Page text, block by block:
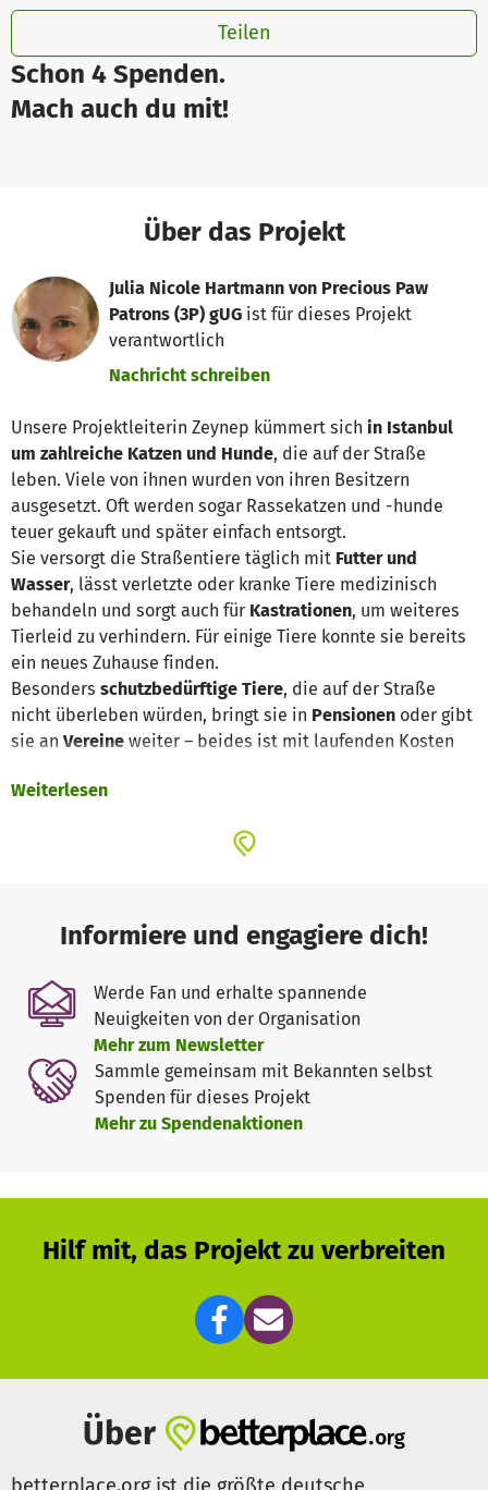
Schon 4 Spenden.
Mach auch du mit!
Teilen
Über das Projekt
Julia Nicole Hartmann von Precious Paw
Patrons (3P) gUG ist für dieses Projekt
verantwortlich
Nachricht schreiben
Unsere Projektleiterin Zeynep kümmert sich in Istanbul
um zahlreiche Katzen und Hunde, die auf der Straße
leben. Viele von ihnen wurden von ihren Besitzern
ausgesetzt. Oft werden sogar Rassekatzen und -hunde
teuer gekauft und später einfach entsorgt.
Sie versorgt die Straßentiere täglich mit Futter und
Wasser, lässt verletzte oder kranke Tiere medizinisch
behandeln und sorgt auch für Kastrationen, um weiteres
Tierleid zu verhindern. Für einige Tiere konnte sie bereits
ein neues Zuhause finden.
Besonders schutzbedürftige Tiere, die auf der Straße
nicht überleben würden, bringt sie in Pensionen oder gibt
sie an Vereine weiter – beides ist mit laufenden Kosten
städtischen Tierheimen auf, denn dort haben die meisten
werden systematisch getötet.
ihre eigenen Tiere zuhause trägt sie weiterhin selbst –
unsere Hilfe soll ausschließlich den Tieren auf der Straße
zugutekommen.
Mit ihrem Projekt setzt sich unsere Projektleiterin Tag für
Tag unermüdlich für diese Tiere ein – mit großem
persönlichem Einsatz. Wir möchten ihr helfen,
Unterstützung für Ihre Arbeit zu finden.
Projektseite
Weiterlesen
Informiere und engagiere dich!
Werde Fan und erhalte spannende
Neuigkeiten von der Organisation
Mehr zum Newsletter
Sammle gemeinsam mit Bekannten selbst
Spenden für dieses Projekt
Mehr zu Spendenaktionen
Hilf mit, das Projekt zu verbreiten
Über